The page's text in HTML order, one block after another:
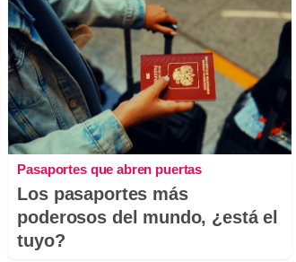
Pasaportes que abren puertas
Los pasaportes más
poderosos del mundo, ¿está el
tuyo?